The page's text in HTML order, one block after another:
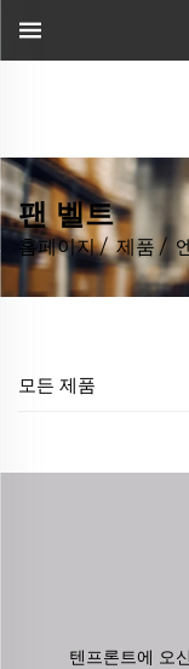
팬 벨트
홈페이지/제품 /
모든 제품
텐프론트에 오